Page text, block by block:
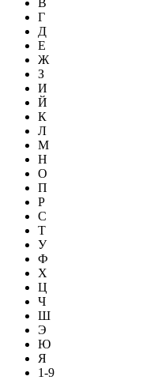
Г
Д
Е
Ж
З
И
Й
К
Л
М
Н
О
П
Р
С
Т
У
Ф
Х
Ц
Ч
Ш
Э
Ю
Я
1-9